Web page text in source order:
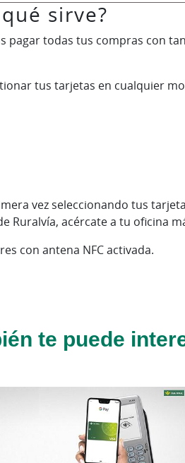
sirve?
pagar todas tus compras con
tus tarjetas en cualquier
vez seleccionando tus
Ruralvía, acércate a tu oficina
con antena NFC activada.
te puede